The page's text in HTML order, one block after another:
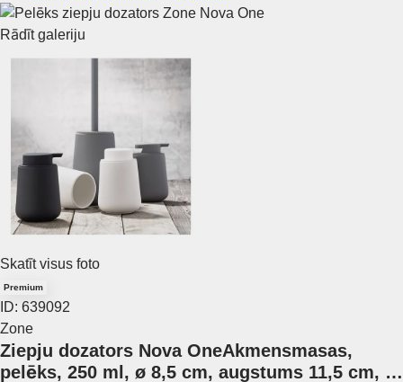
Rādīt galeriju
Skatīt visus foto
Premium
ID: 639092
Zone
Ziepju dozators Nova OneAkmensmasas,
pelēks, 250 ml, ø 8,5 cm, augstums 11,5 cm, …